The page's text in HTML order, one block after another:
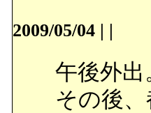
2009/05/04 | |
午後外出
その後、